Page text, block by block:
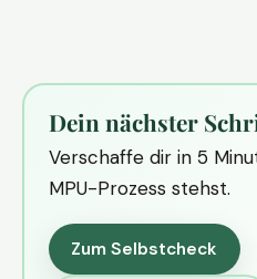
Dein nächster
Verschaffe dir in 5
MPU-Prozess stehst.
Zum Selbstcheck